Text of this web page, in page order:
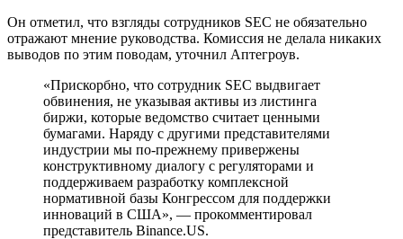
Он отметил, что взгляды сотрудников SEC не обязательно
отражают мнение руководства. Комиссия не делала никаких
выводов по этим поводам, уточнил Аптегроув.
«Прискорбно, что сотрудник SEC выдвигает
обвинения, не указывая активы из листинга
биржи, которые ведомство считает ценными
бумагами. Наряду с другими представителями
индустрии мы по-прежнему привержены
конструктивному диалогу с регуляторами и
поддерживаем разработку комплексной
нормативной базы Конгрессом для поддержки
инноваций в США», — прокомментировал
представитель Binance.US.